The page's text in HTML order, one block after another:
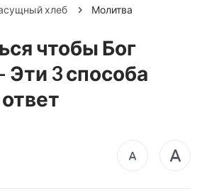
хлеб Молитва
чтобы Бог
3 способа